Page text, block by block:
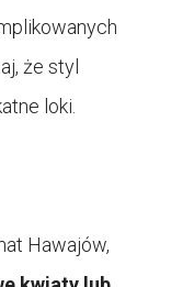
że styl
loki.
Hawajów,